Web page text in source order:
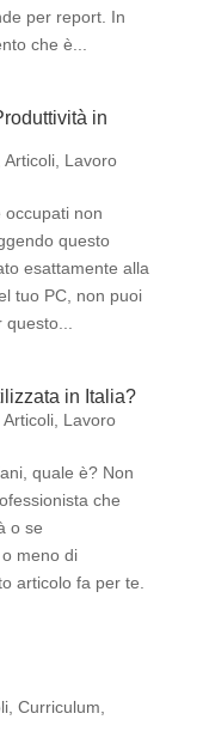
per report. In
che è...
in
Articoli, Lavoro
occupati non
questo
esattamente alla
tuo PC, non puoi
in Italia?
Articoli, Lavoro
quale è? Non
che
o se
meno di
articolo fa per te.
, Curriculum